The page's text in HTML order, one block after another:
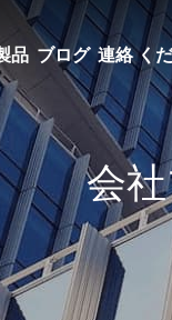
品 ブログ 連絡 く
会